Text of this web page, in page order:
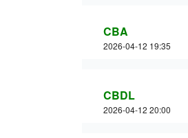
CBA
2026-04-12 19:35
CBDL
2026-04-12 20:00